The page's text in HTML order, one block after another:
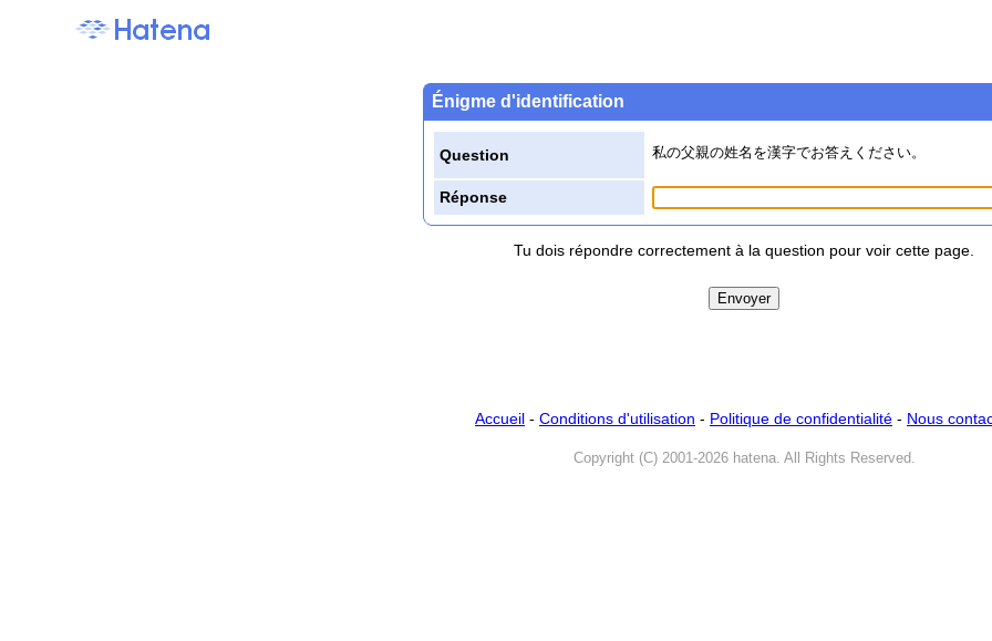
Énigme d'identification
Question 私の父親の姓名を漢字でお答えください。
Réponse
Tu dois répondre correctement à la question pour voir cette page.
Accueil - Conditions d'utilisation - Politique de confidentialité - Nous
Copyright (C) 2001-2026 hatena. All Rights Reserved.